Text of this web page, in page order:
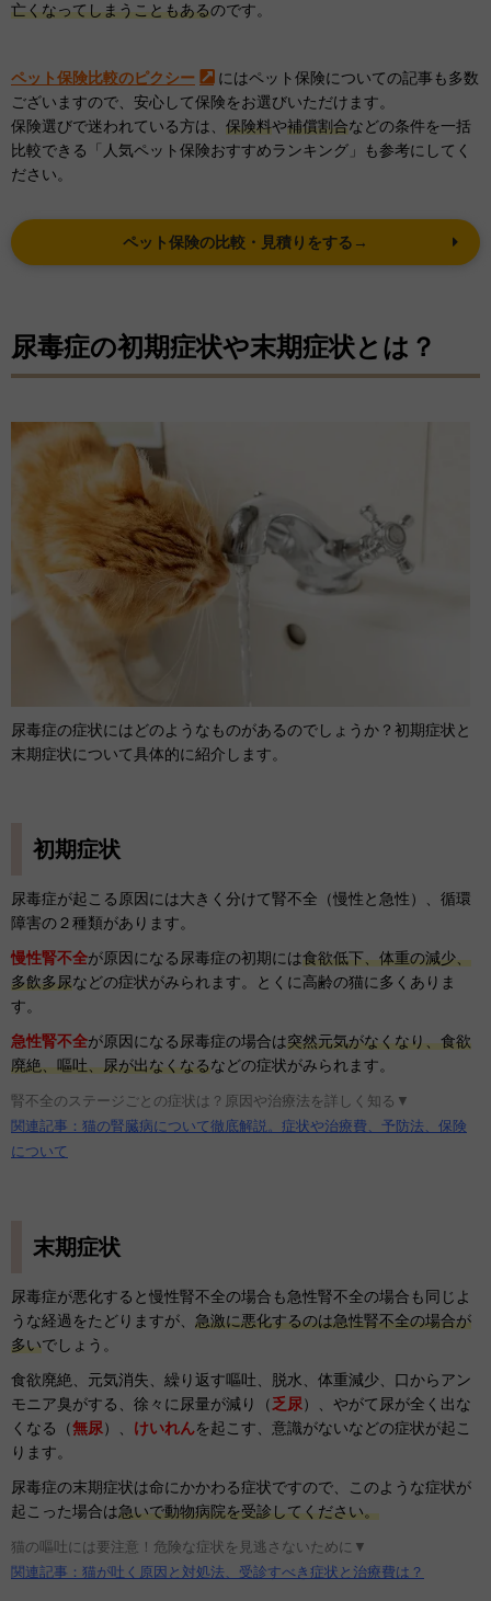
亡くなってしまうこともあるのです。
ペット保険比較のピクシー
にはペット保険についての記事も多数
ございますので、安心して保険をお選びいただけます。
保険選びで迷われている方は、 保険料や補償割合などの条件を一括
比較できる「人気ペット保険おすすめランキング」も参考にしてく
ださい。
ペット保険の比較・見積りをする→
尿毒症の初期症状や末期症状とは？
尿毒症の症状にはどのようなものがあるのでしょうか？初期症状と
末期症状について具体的に紹介します。
初期症状
尿毒症が起こる原因には大きく分けて腎不全 （慢性と急性）、循環
障害の２種類があります。
慢性腎不全が原因になる尿毒症の初期には食欲低下、体重の減少、
多飲多尿などの症状がみられます。とくに高齢の猫に多くありま
す。
急性腎不全が原因になる尿毒症の場合は突然元気がなくなり、食欲
廃絶、嘔吐、尿が出なくなるなどの症状がみられます。
腎不全のステージごとの症状は？原因や治療法を詳しく知る▼
関連記事：猫の腎臓病について徹底解説。症状や治療費、予防法、保険
について
末期症状
尿毒症が悪化すると慢性腎不全の場合も急性腎不全の場合も同じよ
うな経過をたどりますが、 急激に悪化するのは急性腎不全の場合が
多いでしょう。
食欲廃絶、元気消失、繰り返す嘔吐、脱水、体重減少、口からアン
モニア臭がする、徐々に尿量が減り（乏尿）、やがて尿が全く出な
くなる（無尿）、 けいれんを起こす、意識がないなどの症状が起こ
ります。
尿毒症の末期症状は命にかかわる症状ですので、このような症状が
起こった場合は急いで動物病院を受診してください。
猫の嘔吐には要注意！危険な症状を見逃さないために▼
関連記事：猫が吐く原因と対処法、受診すべき症状と治療費は？